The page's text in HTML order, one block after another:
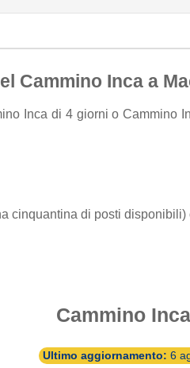
Cammino Inca a
Inca di 4 giorni o Cammino
cinquantina di posti
Cammino
Ultimo aggiornamento: 6